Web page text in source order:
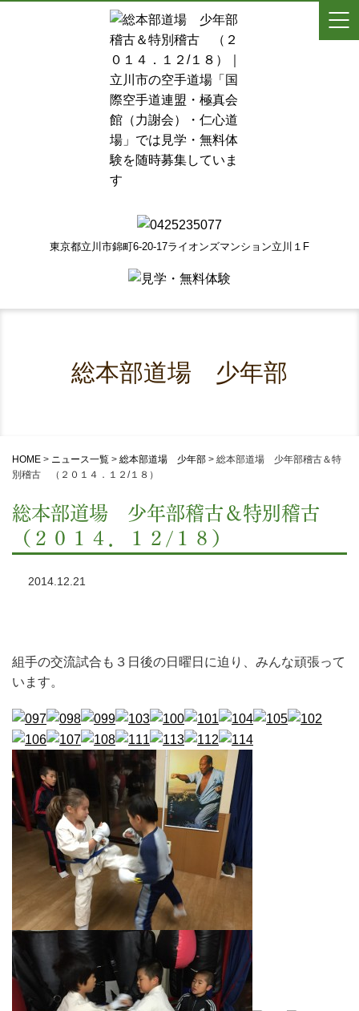
東京都立川市錦町6-20-17ライオンズマンション立川１F
総本部道場 少年部
HOME > ニュース一覧 > 総本部道場 少年部 > 総本部道場 少年部稽古＆特
別稽古 （２０１４．１２/１８）
総本部道場 少年部稽古＆特別稽古
（２０１４．１２/１８）
2014.12.21
組手の交流試合も３日後の日曜日に迫り、みんな頑張って
います。